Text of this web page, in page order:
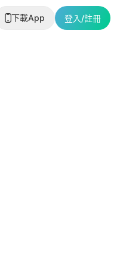
下載App 登入/註冊